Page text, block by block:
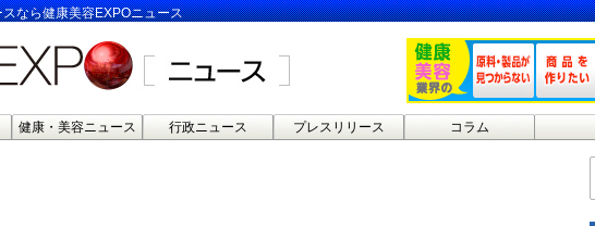
なら健康美容EXPOニュース
健康・美容ニュース 行政ニュース プレスリリース コラム